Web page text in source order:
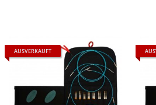
AUSVERKAUFT